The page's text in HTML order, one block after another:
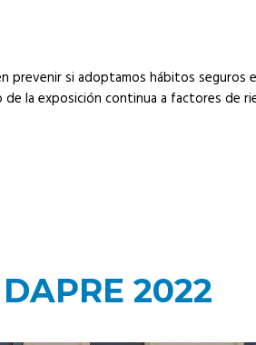
prevenir si adoptamos hábitos
la exposición continua a factores de
2022